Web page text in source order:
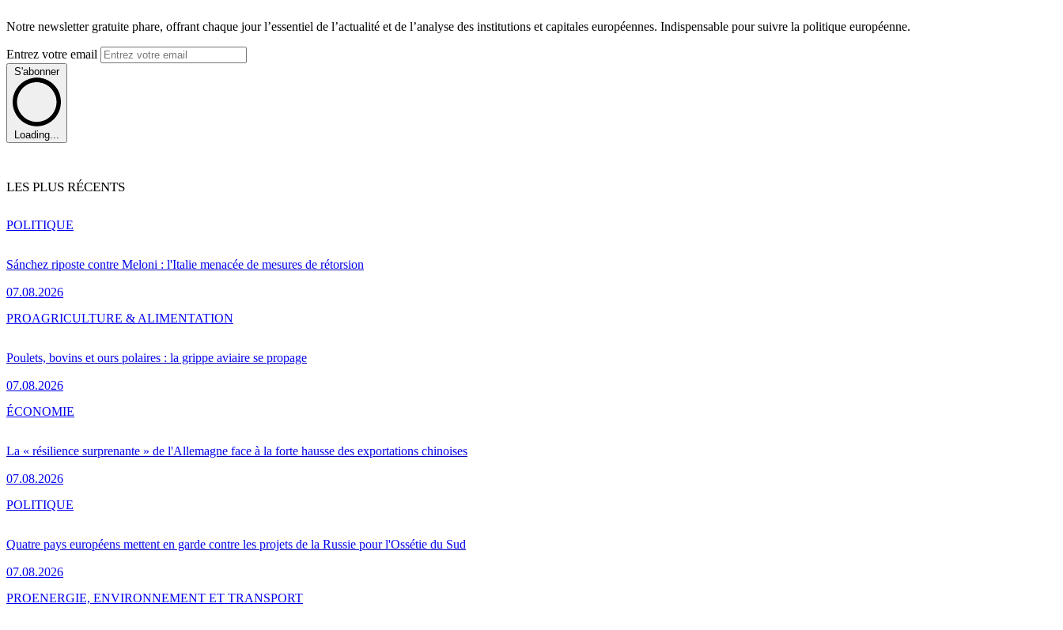
Notre newsletter gratuite phare, offrant chaque jour l’essentiel de l’actualité et de l’analyse des institutions et capitales européennes. Indispensable pour suivre la politique européenne.
Entrez votre email
S'abonner
Loading...
LES PLUS RÉCENTS
Sánchez riposte contre Meloni : l'Italie menacée de mesures de rétorsion
07.08.2026
POLITIQUE
Poulets, bovins et ours polaires : la grippe aviaire se propage
07.08.2026
PROAGRICULTURE & ALIMENTATION
La « résilience surprenante » de l'Allemagne face à la forte hausse des exportations chinoises
07.08.2026
ÉCONOMIE
Quatre pays européens mettent en garde contre les projets de la Russie pour l'Ossétie du Sud
07.08.2026
POLITIQUE
PROENERGIE, ENVIRONNEMENT ET TRANSPORT